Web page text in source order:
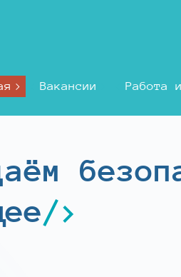
Вакансии Работа